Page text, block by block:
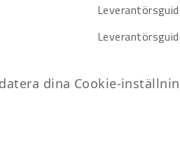
dina Cookie-